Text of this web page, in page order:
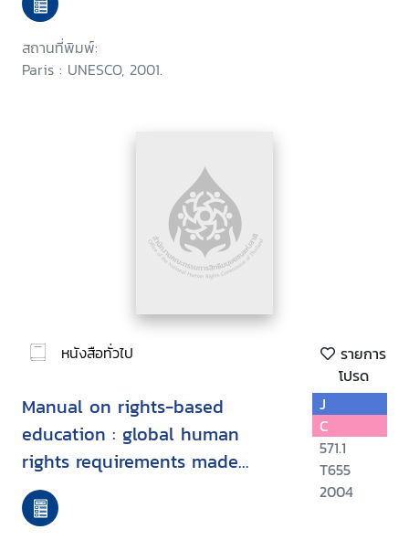
สถานที่พิมพ์:
Paris : UNESCO, 2001.
หนังสือทั่วไป
รายการ
โปรด
Manual on rights-based
education : global human
rights requirements made
simple
J
C
571.1
T655
2004